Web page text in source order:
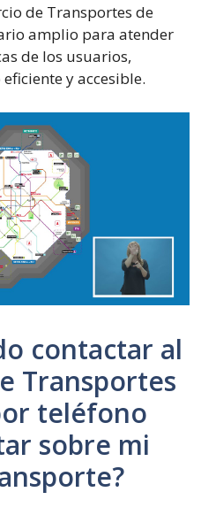
de Transportes de
amplio para atender
de los usuarios,
y accesible.
contactar al
Transportes
teléfono
sobre mi